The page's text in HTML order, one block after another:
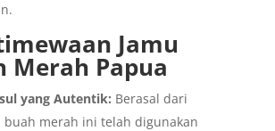
Jamu
Merah Papua
yang Autentik: Berasal dari
buah merah ini telah digunakan